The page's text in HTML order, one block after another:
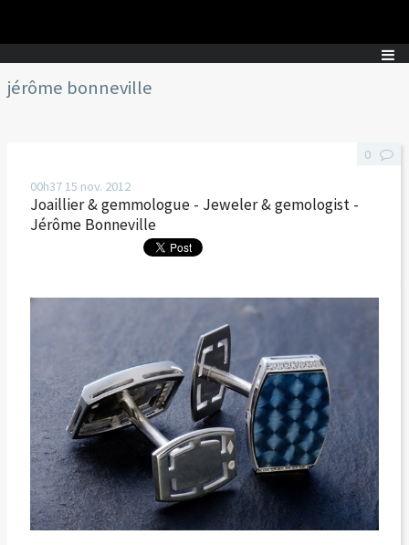
jérôme bonneville
00h3715 nov. 2012
Joaillier & gemmologue - Jeweler & gemologist -
Jérôme Bonneville
0